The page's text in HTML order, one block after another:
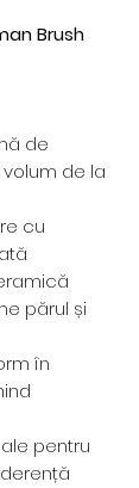
Brush
de
de la
cu
părul și
în
pentru